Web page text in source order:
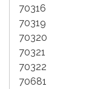
70316
70319
70320
70321
70322
70681